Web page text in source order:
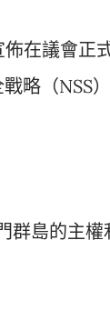
在議會正
略（NSS
群島的主